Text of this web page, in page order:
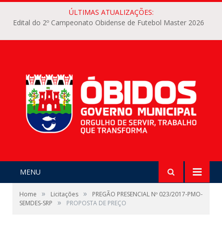
ÚLTIMAS ATUALIZAÇÕES:
Edital do 2º Campeonato Obidense de Futebol Master 2026
MENU
Home » Licitações »
PREGÃO PRESENCIAL Nº 023/2017-PMO-
SEMDES-SRP
» PROPOSTA DE PREÇO